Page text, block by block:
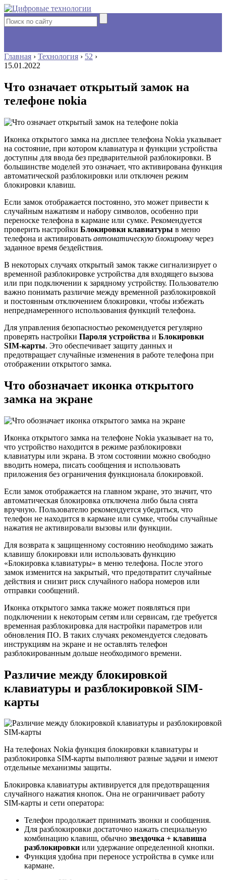
Главная › Технология › 52 ›
15.01.2022
Что означает открытый замок на
телефоне nokia
Иконка открытого замка на дисплее телефона Nokia указывает
на состояние, при котором клавиатура и функции устройства
доступны для ввода без предварительной разблокировки. В
большинстве моделей это означает, что активирована функция
автоматической разблокировки или отключен режим
блокировки клавиш.
Если замок отображается постоянно, это может привести к
случайным нажатиям и набору символов, особенно при
переноске телефона в кармане или сумке. Рекомендуется
проверить настройки Блокировки клавиатуры в меню
телефона и активировать автоматическую блокировку через
заданное время бездействия.
В некоторых случаях открытый замок также сигнализирует о
временной разблокировке устройства для входящего вызова
или при подключении к зарядному устройству. Пользователю
важно понимать различие между временной разблокировкой
и постоянным отключением блокировки, чтобы избежать
непреднамеренного использования функций телефона.
Для управления безопасностью рекомендуется регулярно
проверять настройки Пароля устройства и Блокировки
SIM-карты. Это обеспечивает защиту данных и
предотвращает случайные изменения в работе телефона при
отображении открытого замка.
Что обозначает иконка открытого
замка на экране
Иконка открытого замка на телефоне Nokia указывает на то,
что устройство находится в режиме разблокировки
клавиатуры или экрана. В этом состоянии можно свободно
вводить номера, писать сообщения и использовать
приложения без ограничения функционала блокировкой.
Если замок отображается на главном экране, это значит, что
автоматическая блокировка отключена либо была снята
вручную. Пользователю рекомендуется убедиться, что
телефон не находится в кармане или сумке, чтобы случайные
нажатия не активировали вызовы или функции.
Для возврата к защищенному состоянию необходимо зажать
клавишу блокировки или использовать функцию
«Блокировка клавиатуры» в меню телефона. После этого
замок изменится на закрытый, что предотвратит случайные
действия и снизит риск случайного набора номеров или
отправки сообщений.
Иконка открытого замка также может появляться при
подключении к некоторым сетям или сервисам, где требуется
временная разблокировка для настройки параметров или
обновления ПО. В таких случаях рекомендуется следовать
инструкциям на экране и не оставлять телефон
разблокированным дольше необходимого времени.
Различие между блокировкой
клавиатуры и разблокировкой SIM-
карты
На телефонах Nokia функция блокировки клавиатуры и
разблокировка SIM-карты выполняют разные задачи и имеют
отдельные механизмы защиты.
Блокировка клавиатуры активируется для предотвращения
случайного нажатия кнопок. Она не ограничивает работу
SIM-карты и сети оператора:
Телефон продолжает принимать звонки и сообщения.
Для разблокировки достаточно нажать специальную
комбинацию клавиш, обычно звездочка + клавиша
разблокировки или удержание определенной кнопки.
Функция удобна при переносе устройства в сумке или
кармане.